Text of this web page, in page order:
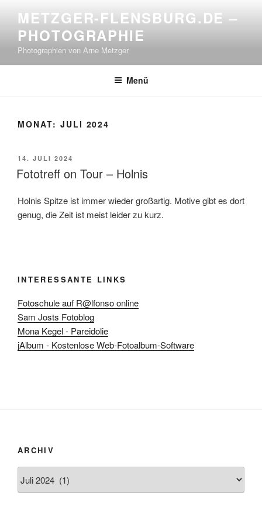
springen
METZGER-FLENSBURG.DE –
PHOTOGRAPHIE
Photographien von Arne Metzger
Menü
MONAT: JULI 2024
VERÖFFENTLICHT
AM
14. JULI 2024
Fototreff on Tour – Holnis
Holnis Spitze ist immer wieder großartig. Motive gibt es dort
genug, die Zeit ist meist leider zu kurz.
INTERESSANTE LINKS
Fotoschule auf R@lfonso online
Sam Josts Fotoblog
Mona Kegel - Pareidolie
jAlbum - Kostenlose Web-Fotoalbum-Software
ARCHIV